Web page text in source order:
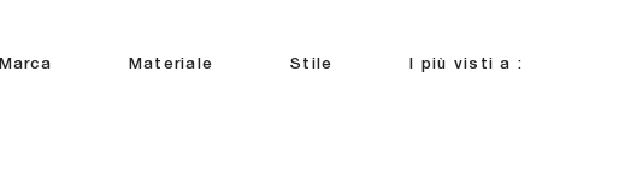
Marca Materiale Stile I più visti a :